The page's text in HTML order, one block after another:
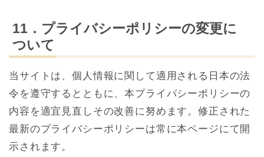
11．プライバシーポリシーの変更に
ついて
当サイトは、個人情報に関して適用される日本の法
令を遵守するとともに、本プライバシーポリシーの
内容を適宜見直しその改善に努めます。修正された
最新のプライバシーポリシーは常に本ページにて開
示されます。